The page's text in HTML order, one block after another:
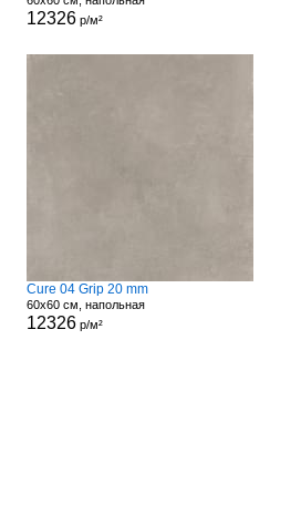
12326р/м²
Cure 04 Grip 20 mm
60x60 см, напольная
12326р/м²